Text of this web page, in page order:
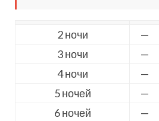
2 ночи —
3 ночи
—
4 ночи
—
5 ночей
—
6 ночей
—